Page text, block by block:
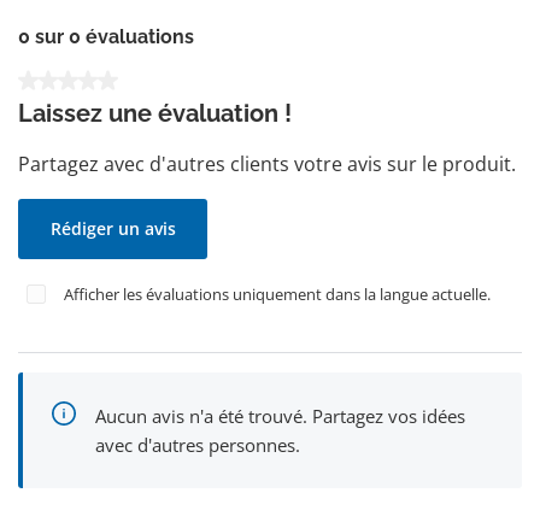
0 sur 0 évaluations
Laissez une évaluation !
Partagez avec d'autres clients votre avis sur le produit.
Rédiger un avis
Afficher les évaluations uniquement dans la langue actuelle.
Aucun avis n'a été trouvé. Partagez vos idées
avec d'autres personnes.